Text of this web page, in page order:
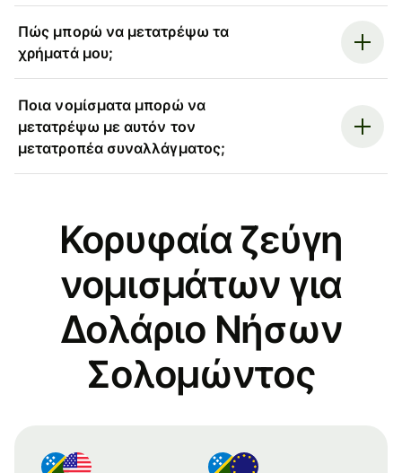
Πώς μπορώ να μετατρέψω τα
χρήματά μου;
Ποια νομίσματα μπορώ να
μετατρέψω με αυτόν τον
μετατροπέα συναλλάγματος;
Κορυφαία ζεύγη
νομισμάτων για
Δολάριο Νήσων
Σολομώντος